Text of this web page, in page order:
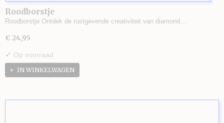
Roodborstje
Roodborstje Ontdek de rustgevende creativiteit van diamond…
€ 24,95
✓ Op voorraad
IN WINKELWAGEN